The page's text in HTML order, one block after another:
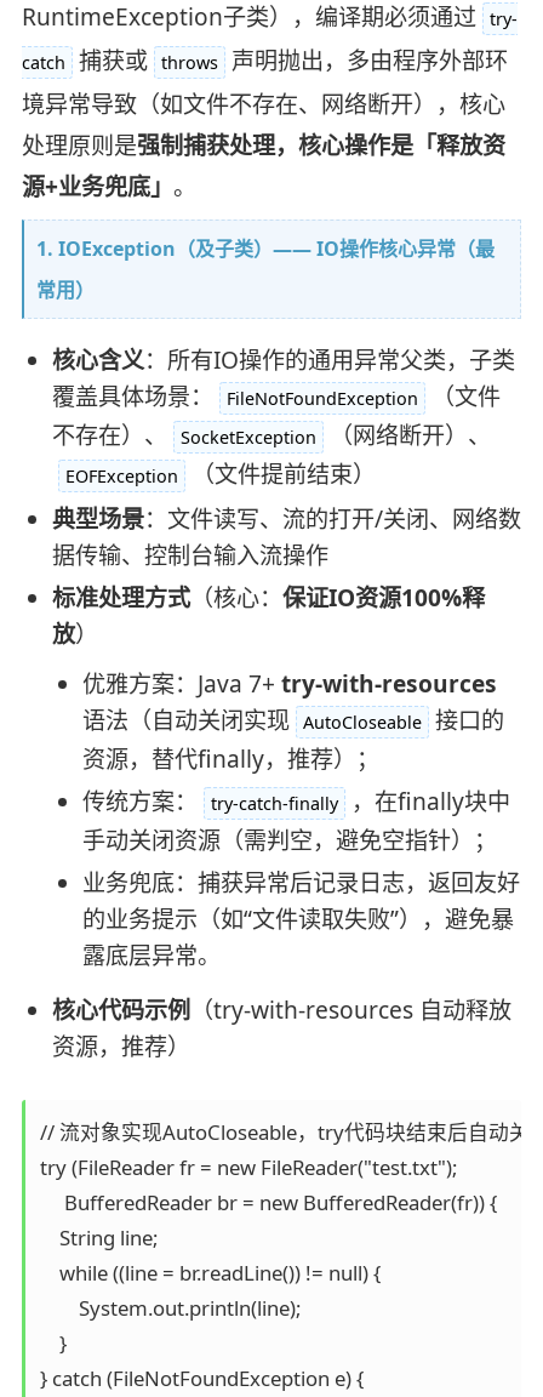
RuntimeException子类），编译期必须通过 try-
catch
捕获或 throws
声明抛出，多由程序外部环
境异常导致（如文件不存在、网络断开），核心
处理原则是强制捕获处理，核心操作是「释放资
源+业务兜底」 。
1. IOException（及子类）—— IO操作核心异常（最
常用）
核心含义：所有IO操作的通用异常父类，子类
覆盖具体场景：
FileNotFoundException
（文件
不存在）、
SocketException （网络断开）、
EOFException
（文件提前结束）
典型场景：文件读写、流的打开/关闭、网络数
据传输、控制台输入流操作
标准处理方式（核心： 保证IO资源100%释
放）
优雅方案：Java 7+ try-with-resources
语法（自动关闭实现 AutoCloseable 接口的
资源，替代finally，推荐）；
传统方案：
try-catch-finally
，在finally块中
手动关闭资源（需判空，避免空指针）；
业务兜底：捕获异常后记录日志，返回友好
的业务提示（如“文件读取失败”），避免暴
露底层异常。
核心代码示例（try-with-resources 自动释放
资源，推荐）
// 流对象实现AutoCloseable，try代码块结束后自动关
try (FileReader fr = new FileReader("test.txt");
     BufferedReader br = new BufferedReader(fr)) {
    String line;
    while ((line = br.readLine()) != null) {
        System.out.println(line);
    }
} catch (FileNotFoundException e) {